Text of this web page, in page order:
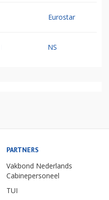
Eurostar
NS
PARTNERS
Vakbond Nederlands
Cabinepersoneel
TUI